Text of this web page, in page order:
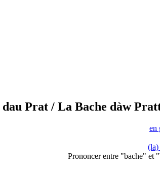
dau Prat / La Bache dàw
en
(la)
Prononcer entre "bache" et